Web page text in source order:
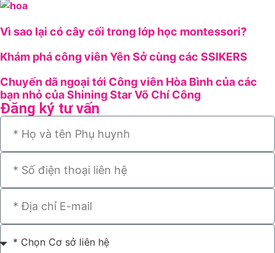
Vì sao lại có cây cối trong lớp học montessori?
Khám phá công viên Yên Sở cùng các SSIKERS
Chuyến dã ngoại tới Công viên Hòa Bình của các
bạn nhỏ của Shining Star Võ Chí Công
Đăng ký tư vấn